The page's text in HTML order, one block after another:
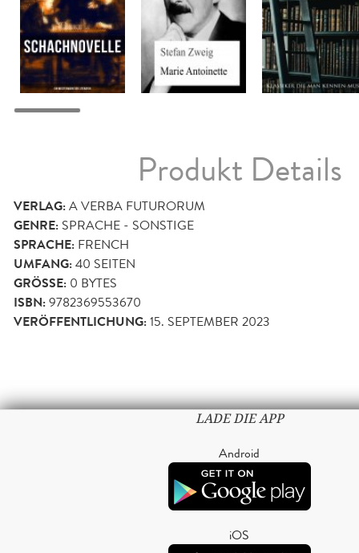
Produkt Details
VERLAG:A VERBA FUTURORUM
GENRE: SPRACHE - SONSTIGE
SPRACHE: FRENCH
UMFANG:40 SEITEN
GRÖSSE: 0 BYTES
ISBN:9782369553670
VERÖFFENTLICHUNG:15. SEPTEMBER 2023
LADE DIE APP
Android
iOS